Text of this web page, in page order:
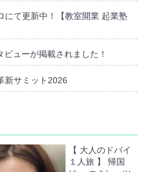
にて更新中！【教室開業 起業塾
ビューが掲載されました！
新サミット2026
【 大人のドバイ
１人旅 】 帰国